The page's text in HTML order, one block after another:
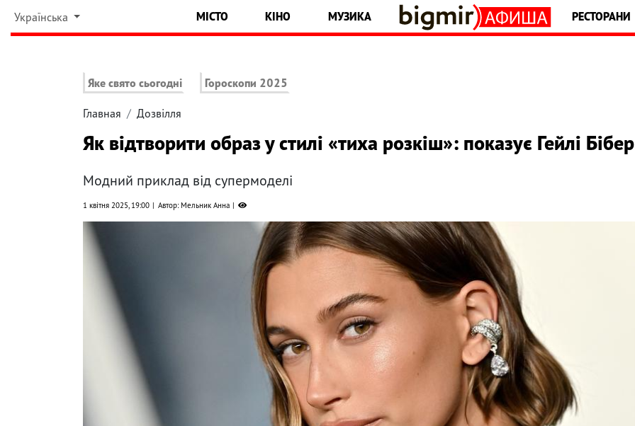
Українська МІСТО КІНО МУЗИКА РЕСТОРАНИ
Яке свято сьогодні Гороскопи 2025
Главная Дозвілля
Як відтворити образ у стилі «тиха розкіш»: показує Гейлі Бібер
Модний приклад від супермоделі
1 квітня 2025, 19:00 Автор: Мельник Анна